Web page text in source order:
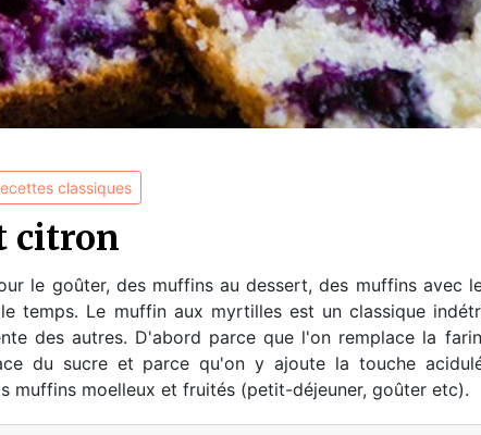
recettes classiques
citron
le goûter, des muffins au dessert, des muffins avec
temps. Le muffin aux myrtilles est un classique
des autres. D'abord parce que l'on remplace la
du sucre et parce qu'on y ajoute la touche
muffins moelleux et fruités (petit-déjeuner, goûter etc).